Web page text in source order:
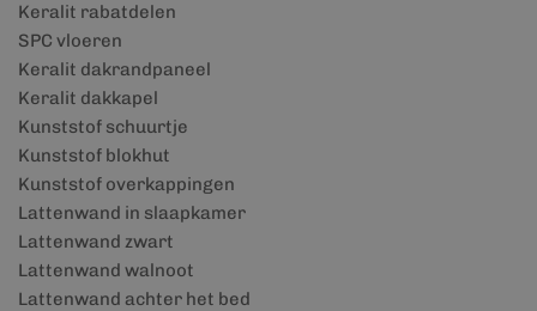
Keralit rabatdelen
SPC vloeren
Keralit dakrandpaneel
Keralit dakkapel
Kunststof schuurtje
Kunststof blokhut
Kunststof overkappingen
Lattenwand in slaapkamer
Lattenwand zwart
Lattenwand walnoot
Lattenwand achter het bed